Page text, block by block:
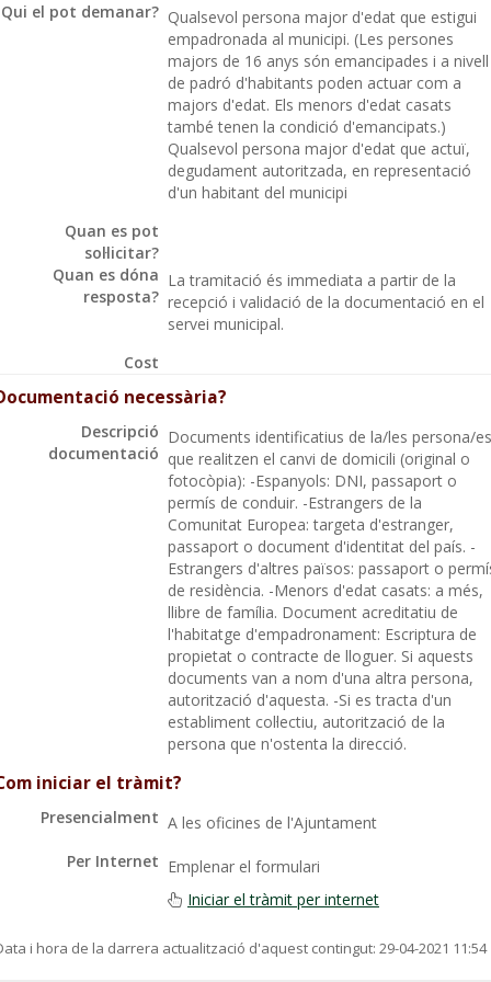
Qui el pot demanar? Qualsevol persona major d'edat que estigui
empadronada al municipi. (Les persones
majors de 16 anys són emancipades i a nivell
de padró d'habitants poden actuar com a
majors d'edat. Els menors d'edat casats
també tenen la condició d'emancipats.)
Qualsevol persona major d'edat que actuï,
degudament autoritzada, en representació
d'un habitant del municipi
Quan es pot
sol·licitar?
Quan es dóna
resposta?
La tramitació és immediata a partir de la
recepció i validació de la documentació en el
servei municipal.
Cost
necessària?
Descripció
documentació
Documents identificatius de la/les persona/es
que realitzen el canvi de domicili (original o
fotocòpia): -Espanyols: DNI, passaport o
permís de conduir. -Estrangers de la
Comunitat Europea: targeta d'estranger,
passaport o document d'identitat del país. -
Estrangers d'altres països: passaport o
de residència. -Menors d'edat casats: a més,
llibre de família. Document acreditatiu de
l'habitatge d'empadronament: Escriptura de
propietat o contracte de lloguer. Si aquests
documents van a nom d'una altra persona,
autorització d'aquesta. -Si es tracta d'un
establiment col·lectiu, autorització de la
persona que n'ostenta la direcció.
iniciar el tràmit?
Presencialment A les oficines de l'Ajuntament
Per Internet Emplenar el formulari
Iniciar el tràmit per internet
i hora de la darrera actualització d'aquest contingut: 29-04-2021 11:54